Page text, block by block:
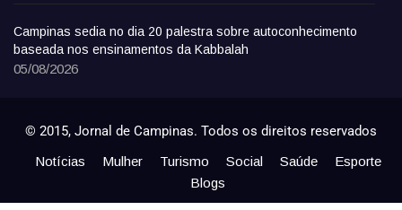
Campinas sedia no dia 20 palestra sobre autoconhecimento
baseada nos ensinamentos da Kabbalah
05/08/2026
© 2015, Jornal de Campinas. Todos os direitos reservados
Notícias Mulher Turismo Social Saúde
Esporte
Blogs